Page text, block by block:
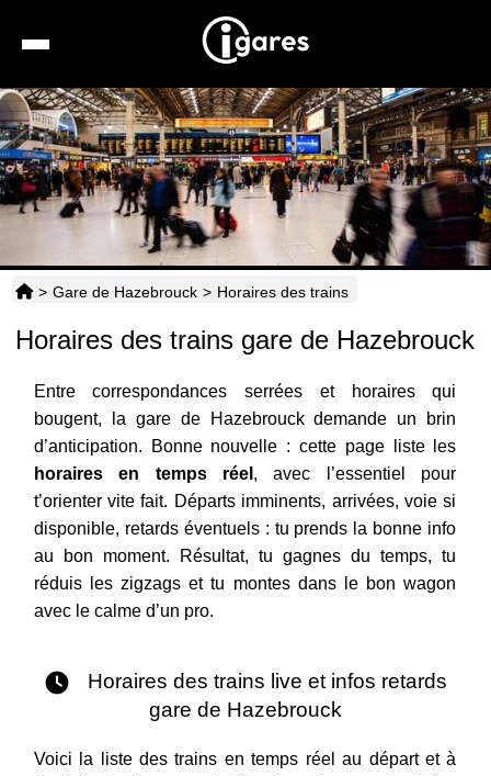
Recherche
Location de voiture
Hôtels
Horaires
> Gare de Hazebrouck > Horaires des trains
Horaires des trains gare de Hazebrouck
Entre correspondances serrées et horaires qui
bougent, la gare de Hazebrouck demande un brin
d’anticipation. Bonne nouvelle : cette page liste les
horaires en temps réel , avec l’essentiel pour
t’orienter vite fait. Départs imminents, arrivées, voie si
disponible, retards éventuels : tu prends la bonne info
au bon moment. Résultat, tu gagnes du temps, tu
réduis les zigzags et tu montes dans le bon wagon
avec le calme d’un pro.
Horaires des trains live et infos retards
gare de Hazebrouck
Voici la liste des trains en temps réel au départ et à